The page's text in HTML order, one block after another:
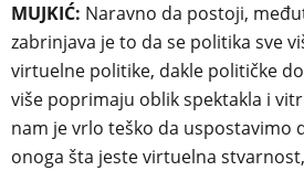
MUJKIĆ: Naravno da postoji,
zabrinjava je to da se politika sve
virtuelne politike, dakle političke
više poprimaju oblik spektakla i
nam je vrlo teško da uspostavimo
onoga šta jeste virtuelna